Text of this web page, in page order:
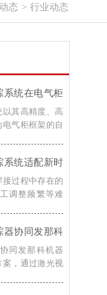
态 > 行业动态
系统在电气柜
其高精度、高
气柜框架的自
系统适配新时
池箱散热片
过程中存在的
调整频繁等难
器协同发那科
精准自动化
同发那科机器
案，通过激光视